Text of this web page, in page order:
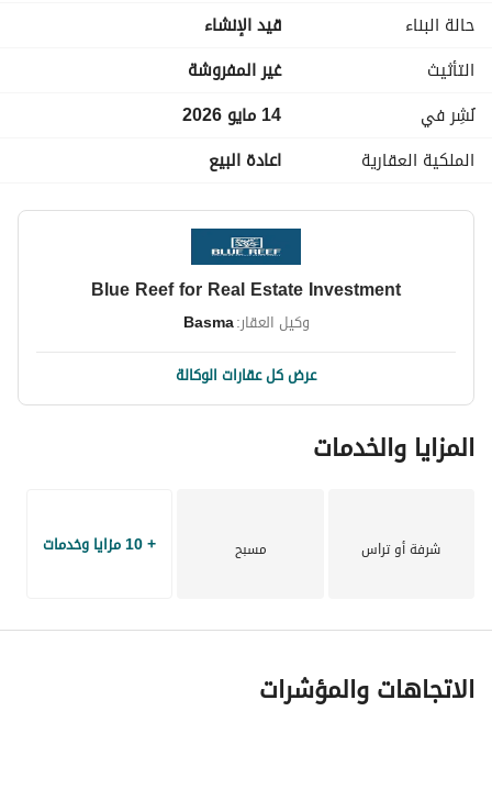
مسارات للمشي والجري وركوب الدراجات
نادي رياضي واجتماعي
مطاعم وكافيهات
مولات ومحلات تجارية
مراكز طبية ومستشفيات
أمن وحراسة وكاميرات 24/7
حالة البناء
قيد الإنشاء
التأثيث
غير المفروشة
نُشِر في
14 مايو 2026
الملكية العقارية
اعادة البيع
Blue Reef for Real Estate Investment
وكيل العقار:Basma
عرض كل عقارات الوكالة
المزايا والخدمات
شرفة أو تراس مسبح + 10 مزايا وخدمات
الاتجاهات والمؤشرات